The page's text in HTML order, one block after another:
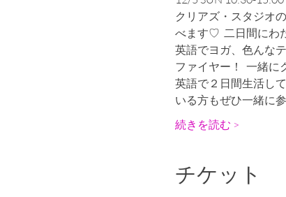
クリアズ・スタジオ
べます♡  二日間にわ
英語でヨガ、色んな
ファイヤー！  一緒
英語で２日間生活し
いる方もぜひ一緒に
続きを読む >
チケット